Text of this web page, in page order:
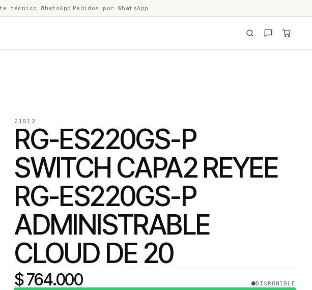
técnico WhatsApp Pedidos por WhatsApp
21512
RG-ES220GS-P
SWITCH CAPA2 REYEE
RG-ES220GS-P
ADMINISTRABLE
CLOUD DE 20
$ 764.000 DISPONIBLE